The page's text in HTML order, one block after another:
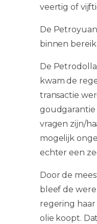
veertig of
De
binnen
De
kwam de
transactie
goudgarantie
vragen zijn/
mogelijk
echter een
Door de
bleef de
regering
olie koopt.